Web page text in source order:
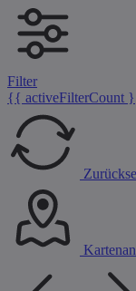
Filter
{{ activeFilterCount